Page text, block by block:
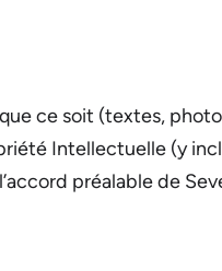
ce soit (textes,
Intellectuelle (y
préalable de